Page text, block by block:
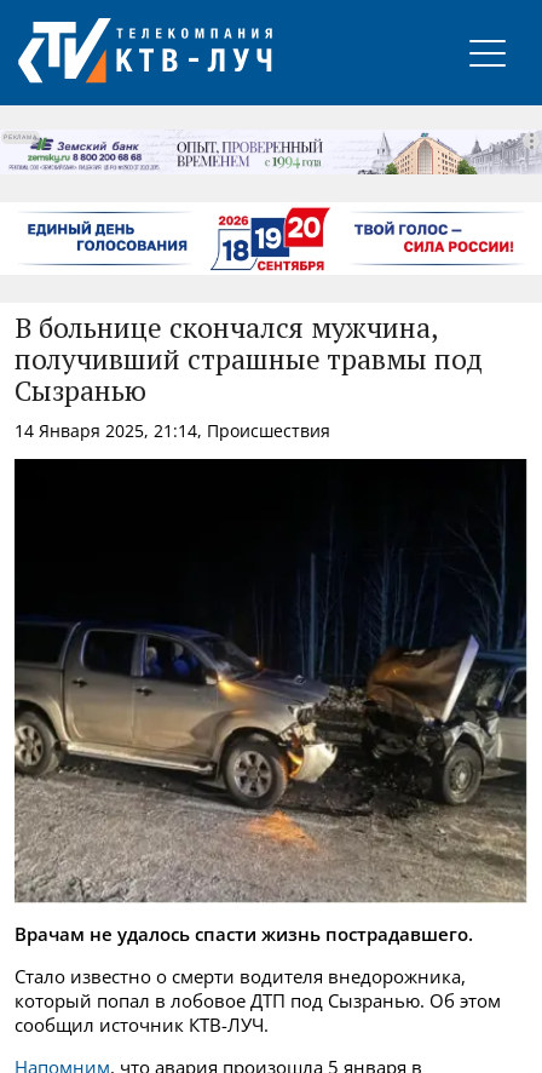
РЕКЛАМА
В больнице скончался мужчина,
получивший страшные травмы под
Сызранью
14 Января 2025, 21:14, Происшествия
Врачам не удалось спасти жизнь пострадавшего.
Стало известно о смерти водителя внедорожника,
который попал в лобовое ДТП под Сызранью. Об этом
сообщил источник КТВ-ЛУЧ.
Напомним, что авария произошла 5 января в